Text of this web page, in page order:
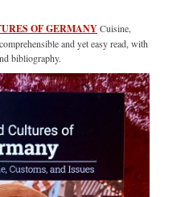
OF GERMANYCuisine,
and yet easy read, with
bibliography.